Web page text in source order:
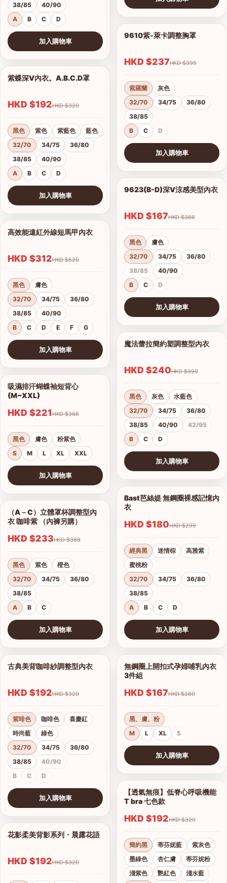
38/85
40/90
A
B C D
加入購物車
1/15
查看圖片
紫蝶深V內衣。A.B.C.D罩
HKD $192 HKD $320
黑色 紫色 紫藍色
藍色
32/70
34/75
36/80
38/85
40/90
A
B C D
加入購物車
1/14
查看圖片
高效能遠紅外線短馬甲內衣
HKD $312 HKD $520
黑色
膚色
32/70
34/75
36/80
38/85
40/90
B
C D E F G
加入購物車
查看圖片
吸濕排汗蝴蝶袖短背心
(M~XXL)
HKD $221 HKD $368
黑色 膚色
粉紫色
S
M L XL XXL
加入購物車
1/5
查看圖片
（A－C）立體罩杯調整型內
衣 咖啡紫 （內褲另購）
HKD $233 HKD $388
黑色 紫色
橙色
32/70
34/75
36/80
38/85
A
B C
加入購物車
1/19
查看圖片
古典美背咖啡紗調整型內衣
HKD $192 HKD $320
紫啡色 咖啡色
喜慶紅
時尚藍
綠色
32/70
34/75
36/80
38/85
40/90
B
C D
加入購物車
1/21
查看圖片
花影柔美背影系列・晨露花語
HKD $192 HKD $320
查看圖片
9610紫-萊卡調整胸罩
HKD $237 HKD $395
紫羅蘭
灰色
32/70
34/75
36/80
38/85
B
C D
加入購物車
1/2
查看圖片
9623(B-D)深V涼感美型內衣
HKD $167 HKD $388
黑色
膚色
32/70
34/75
36/80
38/85
40/90
B
C D
加入購物車
1/10
查看圖片
魔法蕾拉簡約塑調整型內衣
HKD $240 HKD $399
黑色 灰色
水藍色
32/70
34/75
36/80
38/85
40/90
42/95
B
C D
加入購物車
1/15
查看圖片
Bast芭絲媞 無鋼圈裸感記憶內
衣
HKD $180 HKD $299
經典黑 迷情棕
高雅紫
蜜桃粉
32/70
34/75
36/80
38/85
A
B C D
加入購物車
1/3
查看圖片
無鋼圈上開扣式孕婦哺乳內衣
3件組
HKD $167 HKD $280
黑、膚、粉
M
L XL S
加入購物車
1/28
查看圖片
【透氣無痕】低脊心呼吸機能
T bra 七色款
HKD $192 HKD $320
簡約黑 蒂芬妮藍
紫灰色
墨綠色
杏仁膚
蒂芬妮粉
淺紫色
艷紅色
淺水藍
港澳中文